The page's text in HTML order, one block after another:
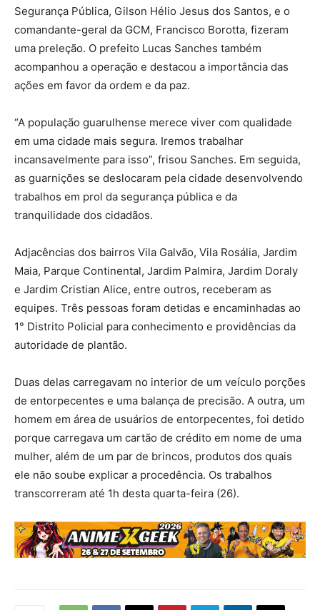
Segurança Pública, Gilson Hélio Jesus dos Santos, e o
comandante-geral da GCM, Francisco Borotta, fizeram
uma preleção. O prefeito Lucas Sanches também
acompanhou a operação e destacou a importância das
ações em favor da ordem e da paz.
“A população guarulhense merece viver com qualidade
em uma cidade mais segura. Iremos trabalhar
incansavelmente para isso”, frisou Sanches. Em seguida,
as guarnições se deslocaram pela cidade desenvolvendo
trabalhos em prol da segurança pública e da
tranquilidade dos cidadãos.
Adjacências dos bairros Vila Galvão, Vila Rosália, Jardim
Maia, Parque Continental, Jardim Palmira, Jardim Doraly
e Jardim Cristian Alice, entre outros, receberam as
equipes. Três pessoas foram detidas e encaminhadas ao
1° Distrito Policial para conhecimento e providências da
autoridade de plantão.
Duas delas carregavam no interior de um veículo porções
de entorpecentes e uma balança de precisão. A outra, um
homem em área de usuários de entorpecentes, foi detido
porque carregava um cartão de crédito em nome de uma
mulher, além de um par de brincos, produtos dos quais
ele não soube explicar a procedência. Os trabalhos
transcorreram até 1h desta quarta-feira (26).